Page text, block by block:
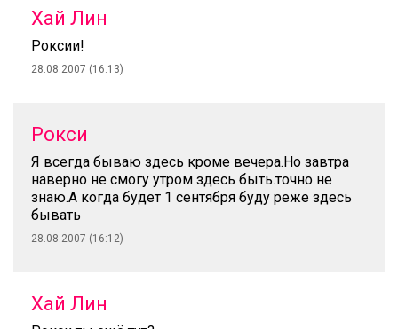
Хай Лин
Роксии!
28.08.2007 (16:13)
Рокси
Я всегда бываю здесь кроме вечера.Но завтра
наверно не смогу утром здесь быть.точно не
знаю.А когда будет 1 сентября буду реже здесь
бывать
28.08.2007 (16:12)
Хай Лин